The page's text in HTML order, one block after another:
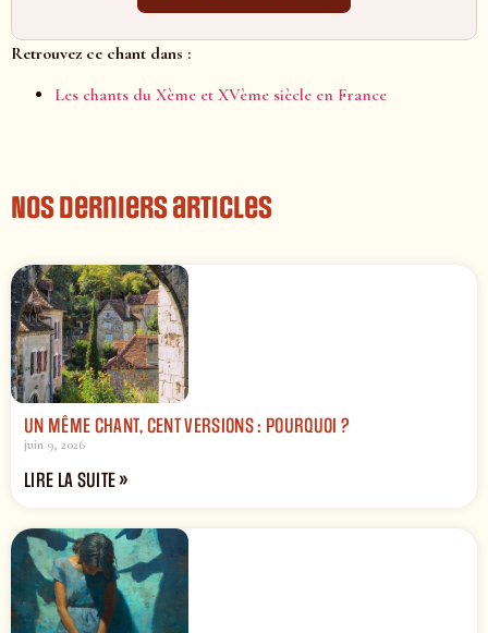
Retrouvez ce chant dans :
Les chants du Xème et XVème siècle en France
Nos derniers articles
UN MÊME CHANT, CENT VERSIONS : POURQUOI ?
juin 9, 2026
LIRE LA SUITE »